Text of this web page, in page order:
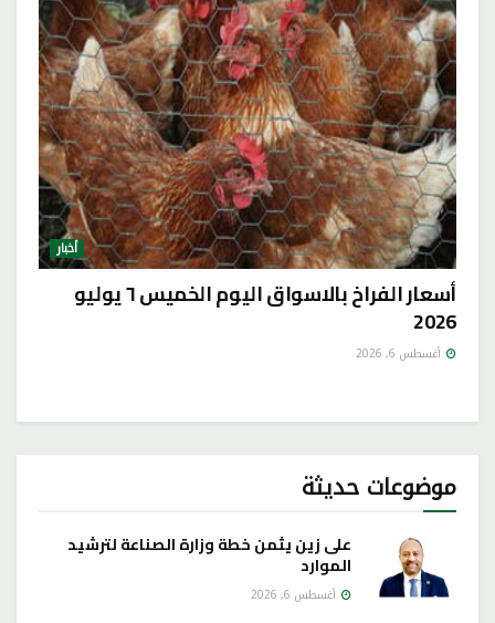
أخبار
أسعار الفراخ بالاسواق اليوم الخميس ٦ يوليو
2026
أغسطس 6, 2026
موضوعات حديثة
على زين يثمن خطة وزارة الصناعة لترشيد
الموارد
أغسطس 6, 2026